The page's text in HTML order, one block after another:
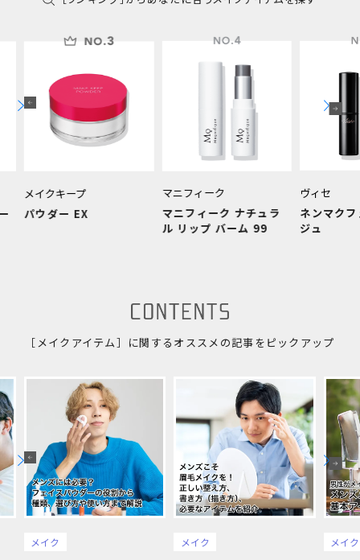
メイクキープ
パウダー EX
マニフィーク
マニフィーク ナチュラ
ル リップ バーム 99
ヴィセ
ネンマク
ジュ
［メイクアイテム］に関するオススメの記事をピックアップ
メイク メイク メイク